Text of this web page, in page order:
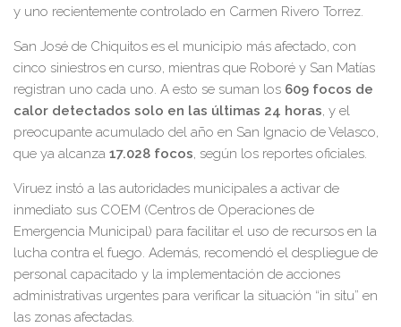
y uno recientemente controlado en Carmen Rivero Torrez.
San José de Chiquitos es el municipio más afectado, con
cinco siniestros en curso, mientras que Roboré y San Matías
registran uno cada uno. A esto se suman los 609 focos de
calor detectados solo en las últimas 24 horas, y el
preocupante acumulado del año en San Ignacio de Velasco,
que ya alcanza 17.028 focos, según los reportes oficiales.
Viruez instó a las autoridades municipales a activar de
inmediato sus COEM (Centros de Operaciones de
Emergencia Municipal) para facilitar el uso de recursos en la
lucha contra el fuego. Además, recomendó el despliegue de
personal capacitado y la implementación de acciones
administrativas urgentes para verificar la situación “in situ” en
las zonas afectadas.